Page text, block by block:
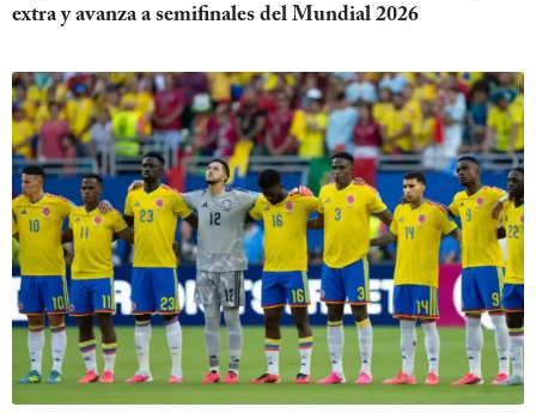
extra y avanza a semifinales del Mundial 2026